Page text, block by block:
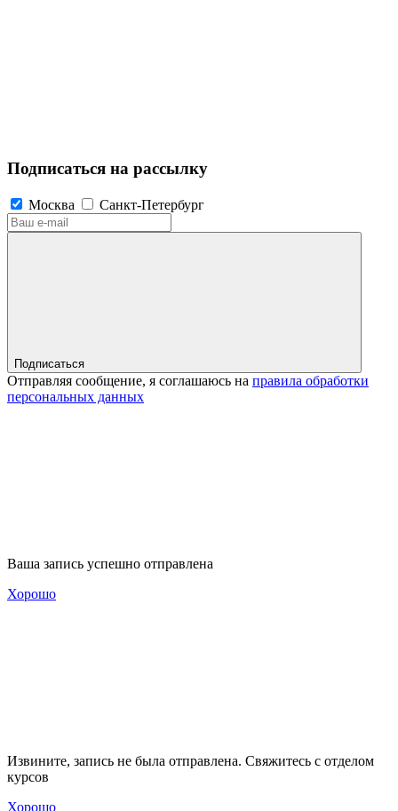
Подписаться на рассылку
Москва Санкт-Петербург
Подписаться
Отправляя сообщение, я соглашаюсь на правила обработки
персональных данных
Ваша запись успешно отправлена
Хорошо
Извините, запись не была отправлена. Свяжитесь с отделом
курсов
Хорошо